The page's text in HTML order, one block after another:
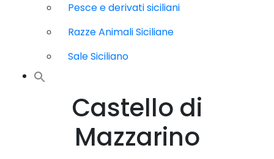
Pesce e derivati siciliani
Razze Animali Siciliane
Sale Siciliano
Castello di
Mazzarino